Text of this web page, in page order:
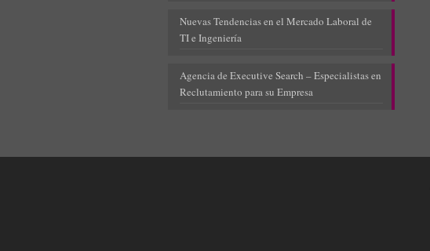
Nuevas Tendencias en el Mercado Laboral de
TI e Ingeniería
Agencia de Executive Search – Especialistas en
Reclutamiento para su Empresa